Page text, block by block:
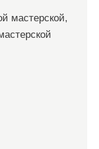
мастерской,